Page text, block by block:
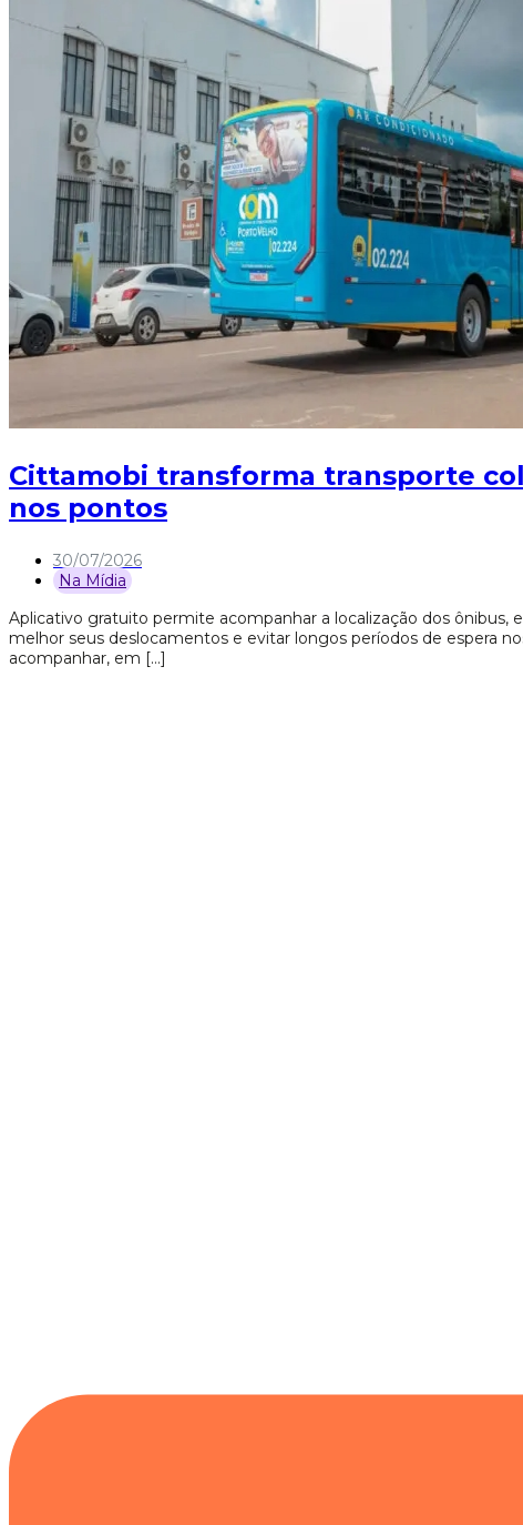
Cittamobi transforma transporte
nos pontos
30/07/2026
Na Mídia
Aplicativo gratuito permite acompanhar a localização dos
melhor seus deslocamentos e evitar longos períodos de espera
acompanhar, em […]